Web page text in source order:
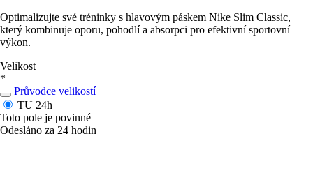
Optimalizujte své tréninky s hlavovým páskem Nike Slim Classic,
který kombinuje oporu, pohodlí a absorpci pro efektivní sportovní
výkon.
Velikost
*
Průvodce velikostí
TU 24h
Toto pole je povinné
Odesláno za 24 hodin